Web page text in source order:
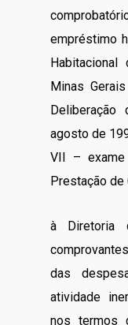
empréstimo
Minas
agosto de
VII –
Prestação de
à Diretoria
comprovantes
das
atividade
nos termos